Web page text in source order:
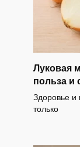
Луковая
польза и
Здоровье и
только